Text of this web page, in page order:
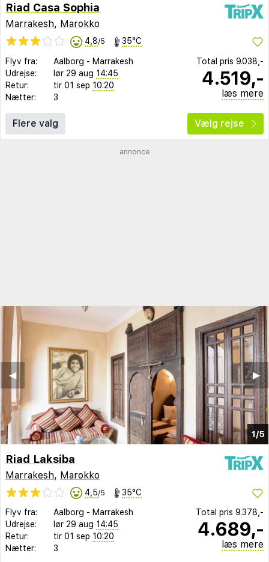
Riad Casa Sophia
Marrakesh, Marokko
4,8/5 35°C
Flyv fra: Aalborg - Marrakesh
Udrejse:
lør 29 aug 14:45
Retur:
tir 01 sep 10:20
Nætter:
3
Total pris 9.038,-
4.519,-
læs mere
Flere valg Vælg rejse
annonce
1/5
▶︎
◀︎
Riad Laksiba
Marrakesh, Marokko
4,5/5 35°C
Flyv fra: Aalborg - Marrakesh
Udrejse:
lør 29 aug 14:45
Retur:
tir 01 sep 10:20
Nætter:
3
Total pris 9.378,-
4.689,-
læs mere